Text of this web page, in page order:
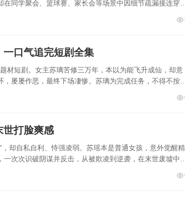
同学聚会、篮球赛、家长会等场景中因细节疏漏接连穿
一口气追完短剧全集
材短剧。女主苏璃苦修三万年，本以为能飞升成仙，却意
屡屡作恶，最终下场凄惨。苏璃为完成任务，不得不按剧
世打脸爽感
却自私自利、恃强凌弱。苏瑶本是普通女孩，意外觉醒精
次次识破阴谋并反击，从被欺凌到逆袭，在末世废墟中建